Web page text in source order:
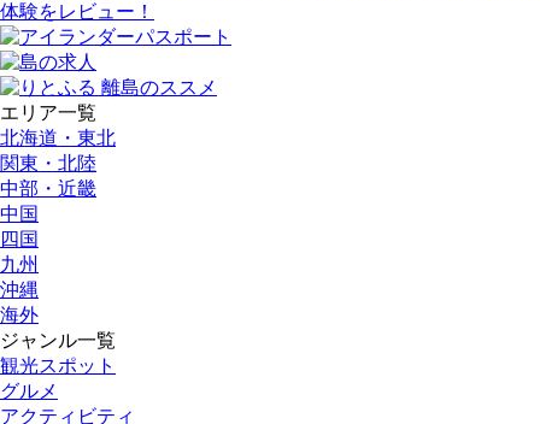
体験をレビュー！
エリア一覧
北海道・東北
関東・北陸
中部・近畿
中国
四国
九州
沖縄
海外
ジャンル一覧
観光スポット
グルメ
アクティビティ